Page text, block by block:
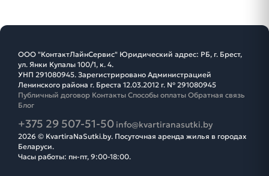
ООО "КонтактЛайнСервис" Юридический адрес: РБ, г. Брест,
ул. Янки Купалы 100/1, к. 4.
УНП 291080945. Зарегистрировано Администрацией
Ленинского района г. Бреста 12.03.2012 г. № 291080945
Публичный договор Контакты Способы оплаты Обратная связь
Блог
+375 29 507-51-50 info@kvartiranasutki.by
2026 © KvartiraNaSutki.by. Посуточная аренда жилья в городах
Беларуси.
Часы работы: пн-пт, 9:00-18:00.